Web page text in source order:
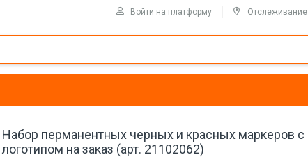
Войти на платформу Отслеживание
Набор перманентных черных и красных маркеров с
логотипом на заказ (арт. 21102062)